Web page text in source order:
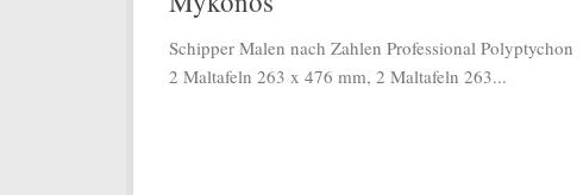
Schipper Malen nach Zahlen Professional Polyptychon
2 Maltafeln 263 x 476 mm, 2 Maltafeln 263...